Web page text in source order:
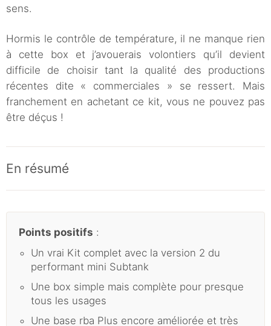
sens.
Hormis le contrôle de température, il ne manque rien
à cette box et j’avouerais volontiers qu’il devient
difficile de choisir tant la qualité des productions
récentes dite « commerciales » se ressert. Mais
franchement en achetant ce kit, vous ne pouvez pas
être déçus !
En résumé
Points positifs :
Un vrai Kit complet avec la version 2 du
performant mini Subtank
Une box simple mais complète pour presque
tous les usages
Une base rba Plus encore améliorée et très